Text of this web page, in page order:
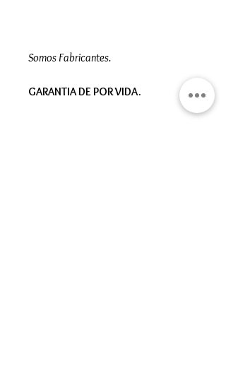
Somos Fabricantes.
GARANTIA DE POR VIDA.